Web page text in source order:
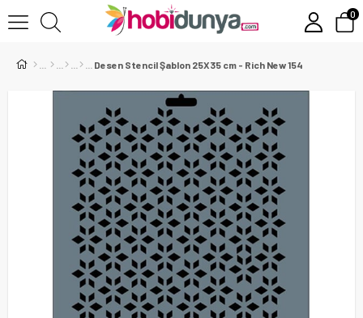
0
Desen Stencil Şablon 25X35 cm - Rich New 154